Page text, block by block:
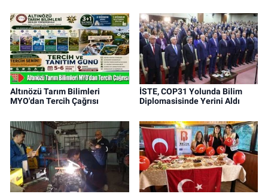
Altınözü Tarım Bilimleri
MYO'dan Tercih Çağrısı
İSTE, COP31 Yolunda Bilim
Diplomasisinde Yerini Aldı